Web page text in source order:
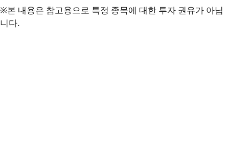
※본 내용은 참고용으로 특정 종목에 대한 투자 권유가 아닙
니다.